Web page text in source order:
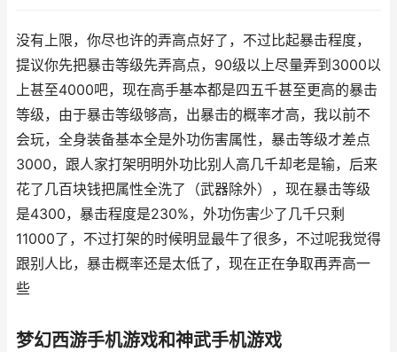
没有上限，你尽也许的弄高点好了，不过比起暴击程度，
提议你先把暴击等级先弄高点，90级以上尽量弄到3000以
上甚至4000吧，现在高手基本都是四五千甚至更高的暴击
等级，由于暴击等级够高，出暴击的概率才高，我以前不
会玩，全身装备基本全是外功伤害属性，暴击等级才差点
3000，跟人家打架明明外功比别人高几千却老是输，后来
花了几百块钱把属性全洗了（武器除外），现在暴击等级
是4300，暴击程度是230%，外功伤害少了几千只剩
11000了，不过打架的时候明显最牛了很多，不过呢我觉得
跟别人比，暴击概率还是太低了，现在正在争取再弄高一
些
梦幻西游手机游戏和神武手机游戏